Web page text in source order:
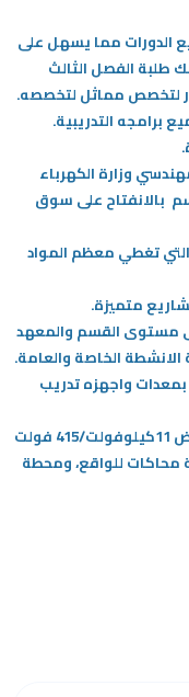
الدورات مما يسهل على
طلبة الفصل الثالث
لتخصص مماثل لتخصصه.
وزارة الكهرباء
بالانفتاح على سوق
تغطي معظم المواد
مستوى القسم والمعهد
الخاصة والعامة.
واجهزه تدريب
9- انشأ القسم محطتان واحدة للجهد المنخفض 11كيلوفولت/415 فولت
محاكات للواقع، ومحطة